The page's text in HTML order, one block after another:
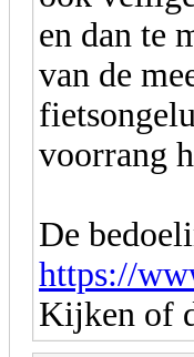
en dan te
van de
voorrang
De
https://
Kijken of